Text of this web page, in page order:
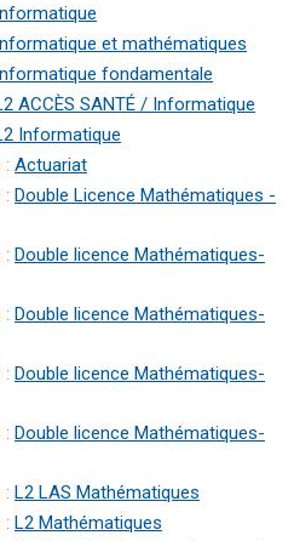
et mathématiques
fondamentale
ACCÈS SANTÉ / Informatique
Informatique
: Actuariat
: Double Licence Mathématiques -
: Double licence Mathématiques-
: Double licence Mathématiques-
: Double licence Mathématiques-
: Double licence Mathématiques-
: L2 LAS Mathématiques
: L2 Mathématiques